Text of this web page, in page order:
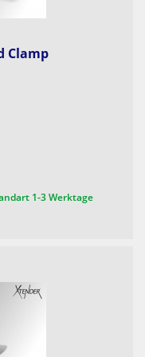
Clamp
1-3 Werktage